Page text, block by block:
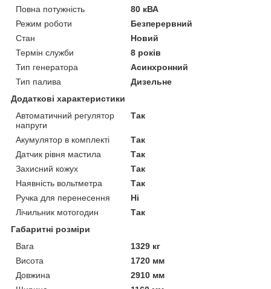
Повна потужність
80 кВА
Режим роботи
Безперервний
Стан
Новий
Термін служби
8 років
Тип генератора
Асинхронний
Тип палива
Дизельне
Додаткові характеристики
Автоматичний регулятор
напруги
Так
Акумулятор в комплекті
Так
Датчик рівня мастила
Так
Захисний кожух
Так
Наявність вольтметра
Так
Ручка для перенесення
Ні
Лічильник мотогодин
Так
Габаритні розміри
Вага
1329 кг
Висота
1720 мм
Довжина
2910 мм